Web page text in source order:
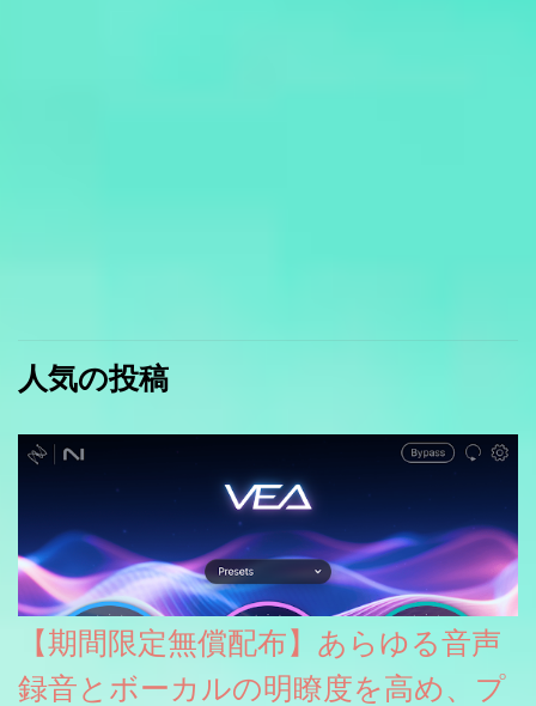
人気の投稿
【期間限定無償配布】あらゆる音声
録音とボーカルの明瞭度を高め、プ